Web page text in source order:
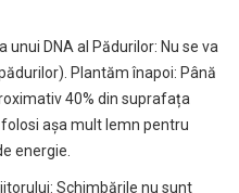
DNA al Pădurilor: Nu se va
Plantăm înapoi: Până
40% din suprafața
așa mult lemn pentru
energie.
Schimbările nu sunt